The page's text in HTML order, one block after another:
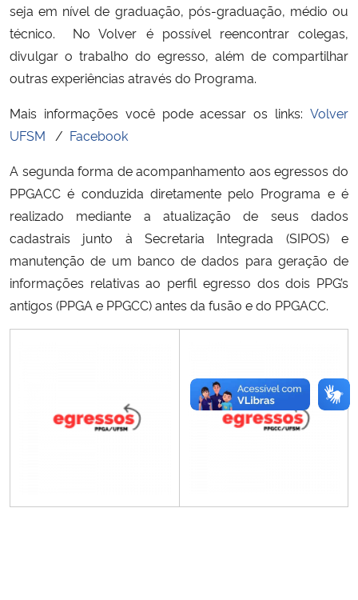
Controladoria-Geral da União
Ministério da Mulher, da Família e dos Direitos Humanos
Gabinete de Segurança Institucional
Advocacia-Geral da União
Planalto
seja em nível de graduação, pós-graduação, médio ou
técnico. No Volver é possível reencontrar colegas,
divulgar o trabalho do egresso, além de compartilhar
outras experiências através do Programa.
Mais informações você pode acessar os links: Volver
UFSM / Facebook
A segunda forma de acompanhamento aos egressos do
PPGACC é conduzida diretamente pelo Programa e é
realizado mediante a atualização de seus dados
cadastrais junto à Secretaria Integrada (SIPOS) e
manutenção de um banco de dados para geração de
informações relativas ao perfil egresso dos dois PPG’s
antigos (PPGA e PPGCC) antes da fusão e do PPGACC.